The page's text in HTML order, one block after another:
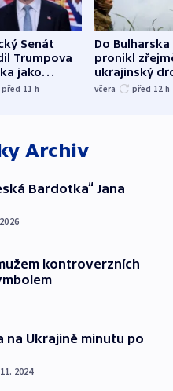
Senát
Trumpova
jako
před 11 h
Do Bulharska
pronikl
ukrajinský
explodoval
včera před 12 h
Archiv
Bardotka“ Jana
kontroverzních
na Ukrajině minutu po
2024